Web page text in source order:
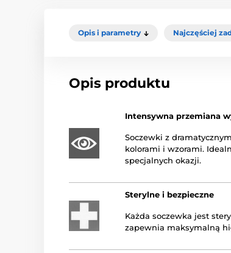
Opis i parametry Najczęściej
Opis produktu
Intensywna przemiana
Soczewki z
kolorami i wzorami.
specjalnych okazji.
Sterylne i bezpieczne
Każda soczewka jest
zapewnia maksymalną